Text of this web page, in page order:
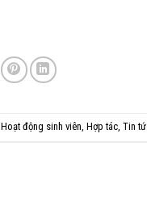
Hoạt động sinh viên, Hợp tác, Tin